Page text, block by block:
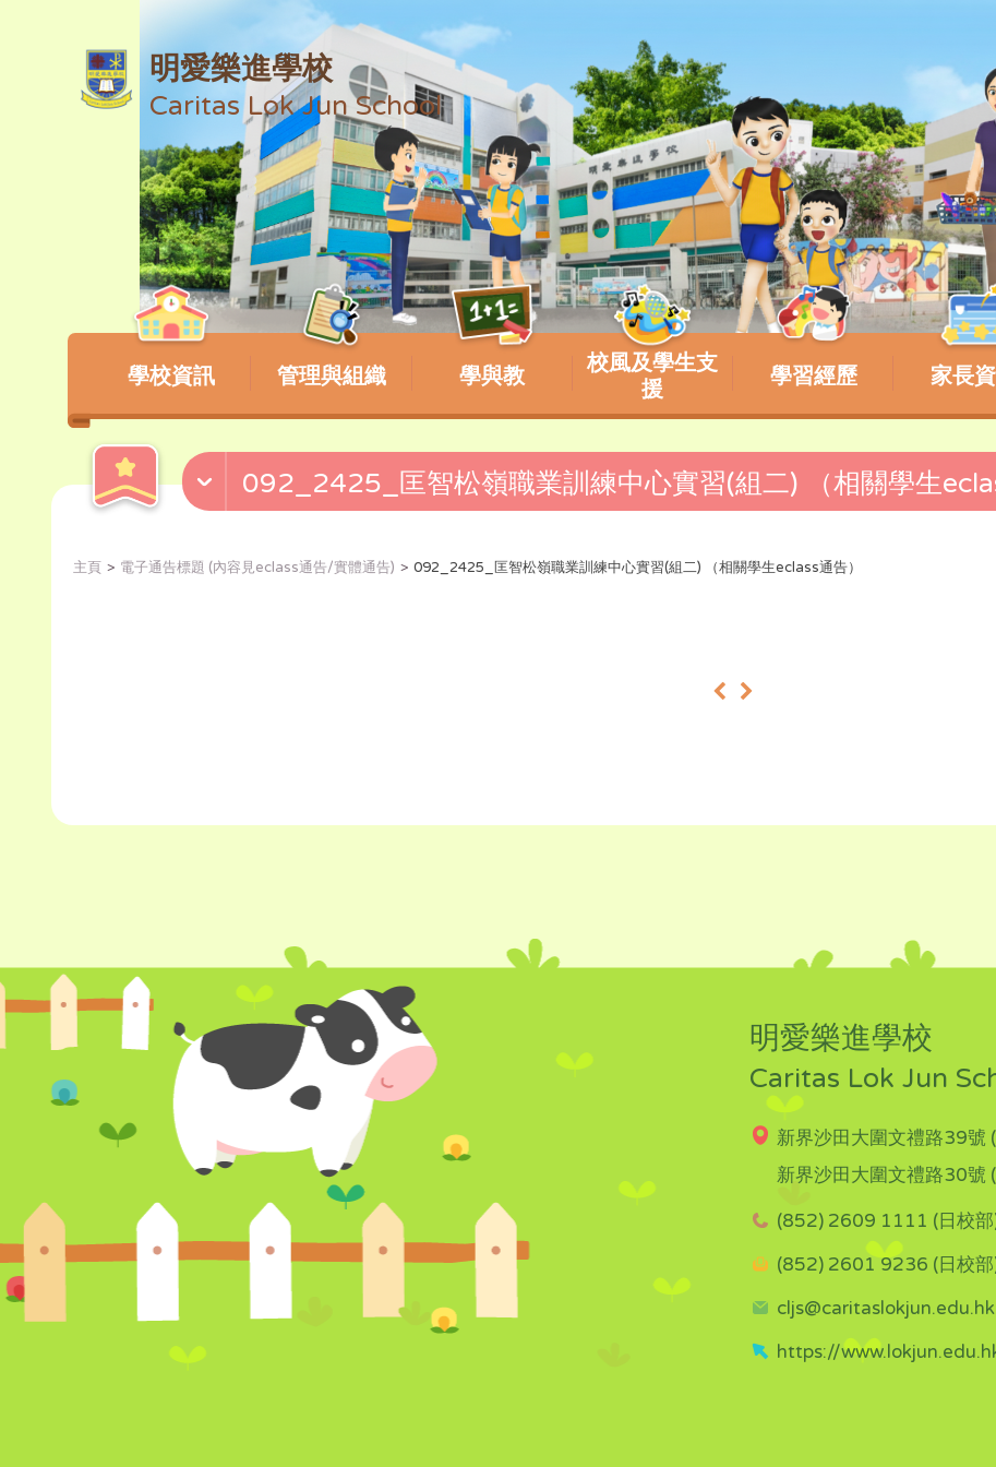
明愛樂進學校
Caritas Lok Jun School
學校資訊 管理與組織 學與教
校風及學生支
援
學習經歷 家長
092_2425_匡智松嶺職業訓練中心實習(組二) （相關學生
主頁 電子通告標題 (內容見eclass通告/實體通告) 092_2425_匡智松嶺職業訓練中心實習(組二) （相關學生eclass通告）
« »
明愛樂進學校
Caritas Lok Jun
新界沙田大圍文禮路39號
新界沙田大圍文禮路30號
(852) 2609 1111 (日校
(852) 2601 9236 (日校
cljs@caritaslokjun.edu.hk
https://